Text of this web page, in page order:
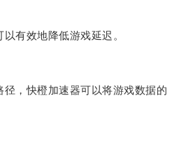
有效地降低游戏延迟。
，快橙加速器可以将游戏数据的